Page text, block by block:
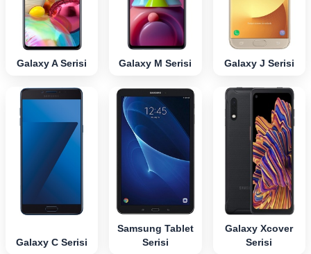
Galaxy A Serisi Galaxy M Serisi Galaxy J Serisi
Galaxy C Serisi
Samsung Tablet
Serisi
Galaxy Xcover
Serisi